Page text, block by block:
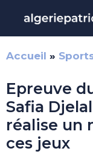
contenu
Accueil »
Epreuve
Safia
réalise un
ces jeux